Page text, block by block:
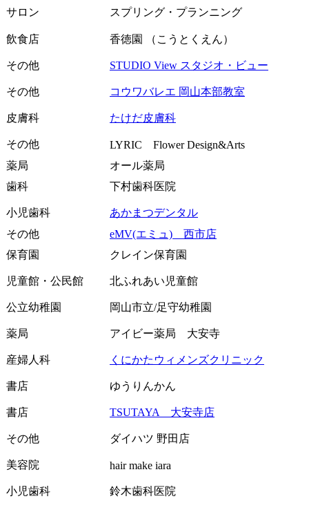
サロン スプリング・プランニング
飲食店 香徳園 （こうとくえん）
その他 STUDIO View スタジオ・ビュー
その他 コウワバレエ 岡山本部教室
皮膚科 たけだ皮膚科
その他
LYRIC Flower Design&Arts
薬局
オール薬局
歯科
下村歯科医院
小児歯科
あかまつデンタル
その他
eMV(エミュ) 西市店
保育園
クレイン保育園
児童館・公民館 北ふれあい児童館
公立幼稚園 岡山市立/足守幼稚園
薬局 アイビー薬局 大安寺
産婦人科 くにかたウィメンズクリニック
書店 ゆうりんかん
書店 TSUTAYA 大安寺店
その他 ダイハツ 野田店
美容院 hair make iara
小児歯科 鈴木歯科医院